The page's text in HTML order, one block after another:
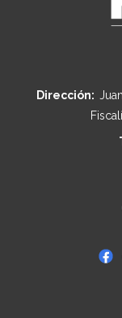
Dirección: